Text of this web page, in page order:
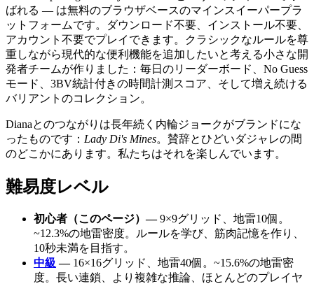
ばれる — は無料のブラウザベースのマインスイーパープラ
ットフォームです。ダウンロード不要、インストール不要、
アカウント不要でプレイできます。クラシックなルールを尊
重しながら現代的な便利機能を追加したいと考える小さな開
発者チームが作りました：毎日のリーダーボード、No Guess
モード、3BV統計付きの時間計測スコア、そして増え続ける
バリアントのコレクション。
Dianaとのつながりは長年続く内輪ジョークがブランドにな
ったものです： Lady Di's Mines。賛辞とひどいダジャレの間
のどこかにあります。私たちはそれを楽しんでいます。
難易度レベル
初心者（このページ）—9×9グリッド、地雷10個。
~12.3%の地雷密度。ルールを学び、筋肉記憶を作り、
10秒未満を目指す。
中級 —16×16グリッド、地雷40個。~15.6%の地雷密
度。長い連鎖、より複雑な推論、ほとんどのプレイヤ